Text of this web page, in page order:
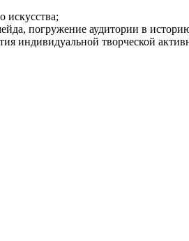
искусства;
погружение аудитории в
индивидуальной творческой